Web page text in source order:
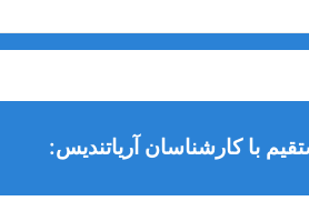
با کارشناسان آریاتندیس: